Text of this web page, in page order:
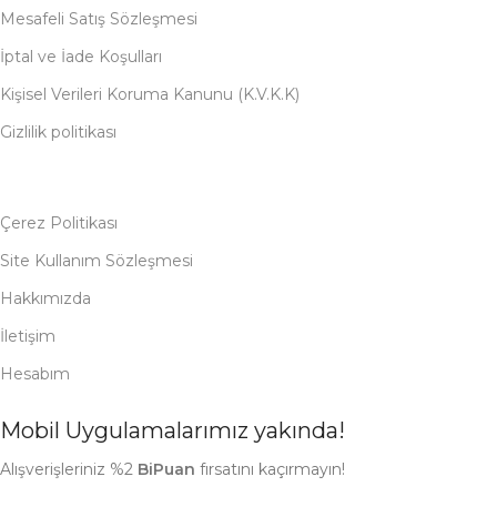
Mesafeli Satış Sözleşmesi
İptal ve İade Koşulları
Kişisel Verileri Koruma Kanunu (K.V.K.K)
Gizlilik politikası
Çerez Politikası
Site Kullanım Sözleşmesi
Hakkımızda
İletişim
Hesabım
Mobil Uygulamalarımız yakında!
Alışverişleriniz %2 BiPuan fırsatını kaçırmayın!